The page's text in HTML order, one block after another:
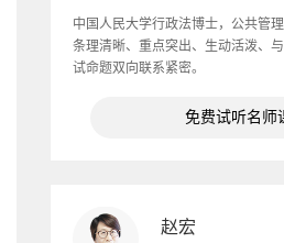
中国人民大学行政法博士，公共管
条理清晰、重点突出、生动活泼、
试命题双向联系紧密。
免费试听名师
赵宏